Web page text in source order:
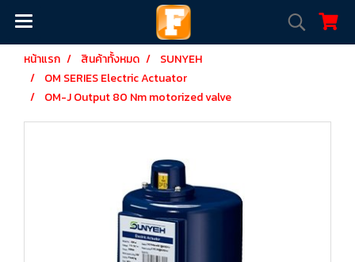
หน้าแรก สินค้าทั้งหมด
SUNYEH
OM SERIES Electric Actuator
OM-J Output 80 Nm motorized valve